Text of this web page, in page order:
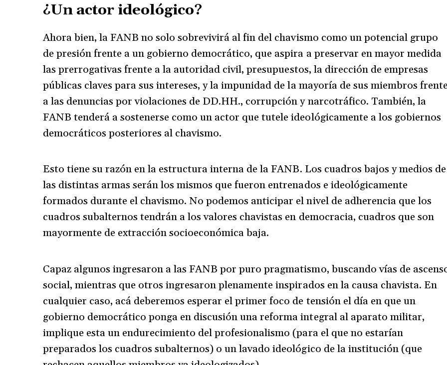
¿Un actor ideológico?
Ahora bien, la FANB no solo sobrevivirá al fin del chavismo como un potencial grupo
de presión frente a un gobierno democrático, que aspira a preservar en mayor medida
las prerrogativas frente a la autoridad civil, presupuestos, la dirección de empresas
públicas claves para sus intereses, y la impunidad de la mayoría de sus miembros
a las denuncias por violaciones de DD.HH., corrupción y narcotráfico. También, la
FANB tenderá a sostenerse como un actor que tutele ideológicamente a los gobiernos
democráticos posteriores al chavismo.
Esto tiene su razón en la estructura interna de la FANB. Los cuadros bajos y medios de
las distintas armas serán los mismos que fueron entrenados e ideológicamente
formados durante el chavismo. No podemos anticipar el nivel de adherencia que los
cuadros subalternos tendrán a los valores chavistas en democracia, cuadros que son
mayormente de extracción socioeconómica baja.
Capaz algunos ingresaron a las FANB por puro pragmatismo, buscando vías de
social, mientras que otros ingresaron plenamente inspirados en la causa chavista. En
cualquier caso, acá deberemos esperar el primer foco de tensión el día en que un
gobierno democrático ponga en discusión una reforma integral al aparato militar,
implique esta un endurecimiento del profesionalismo (para el que no estarían
preparados los cuadros subalternos) o un lavado ideológico de la institución (que